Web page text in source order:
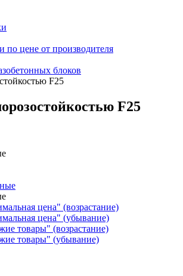
по цене от производителя
блоков
F25
F25
цена" (возрастание)
цена" (убывание)
товары" (возрастание)
товары" (убывание)